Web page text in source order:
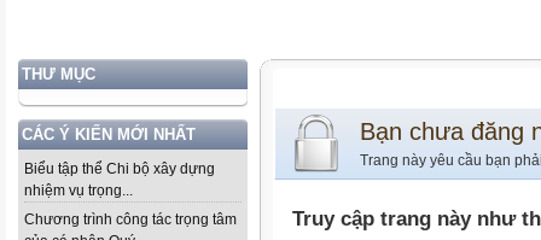
THƯ MỤC
CÁC Ý KIẾN MỚI NHẤT
Biểu tập thể Chi bộ xây dựng
nhiệm vụ trọng...
Chương trình công tác trọng tâm
Bạn chưa đăng
Trang này yêu cầu bạn
Truy cập trang này như